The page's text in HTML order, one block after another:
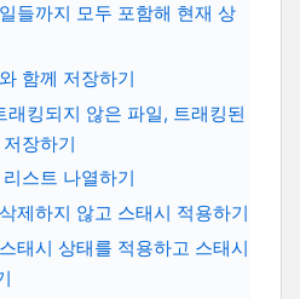
들까지 모두 포함해 현재 상
함께 저장하기
래킹되지 않은 파일, 트래킹된
장하기
스트 나열하기
제하지 않고 스태시 적용하기
태시 상태를 적용하고 스태시